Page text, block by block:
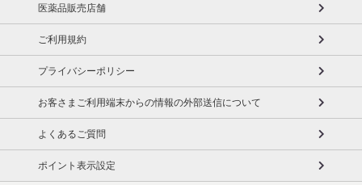
医薬品販売店舗
ご利用規約
プライバシーポリシー
お客さまご利用端末からの情報の外部送信について
よくあるご質問
ポイント表示設定